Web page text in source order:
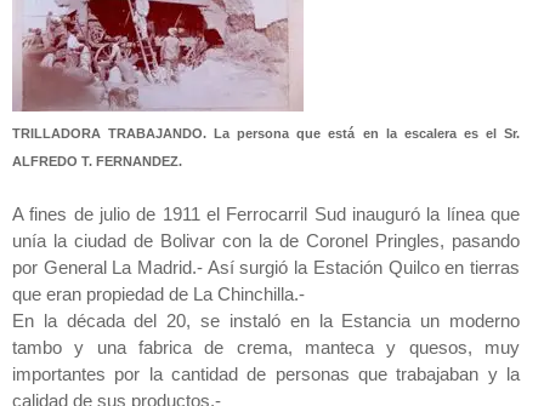
TRILLADORA TRABAJANDO. La persona que está en la escalera es el Sr.
ALFREDO T. FERNANDEZ.
A fines de julio de 1911 el Ferrocarril Sud inauguró la línea que
unía la ciudad de Bolivar con la de Coronel Pringles, pasando
por General La Madrid.- Así surgió la Estación Quilco en tierras
que eran propiedad de La Chinchilla.-
En la década del 20, se instaló en la Estancia un moderno
tambo y una fabrica de crema, manteca y quesos, muy
importantes por la cantidad de personas que trabajaban y la
calidad de sus productos.-